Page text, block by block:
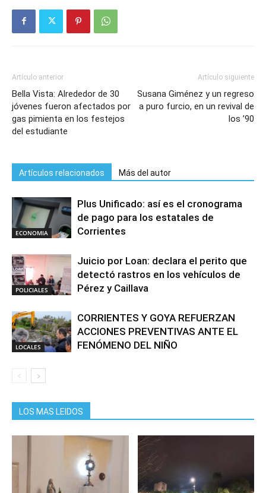
Artículo anterior
Bella Vista: Alrededor de 30
jóvenes fueron afectados por
gas pimienta en los festejos
del estudiante
Artículo siguiente
Susana Giménez y un regreso
a puro furcio, en un revival de
los ’90
Artículos relacionados Más del autor
ECONOMIA
Plus Unificado: así es el cronograma
de pago para los estatales de
Corrientes
POLICIALES
Juicio por Loan: declara el perito que
detectó rastros en los vehículos de
Pérez y Caillava
LOCALES
CORRIENTES Y GOYA REFUERZAN
ACCIONES PREVENTIVAS ANTE EL
FENÓMENO DEL NIÑO
LOS MAS LEIDOS